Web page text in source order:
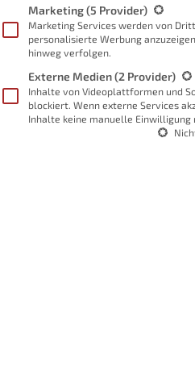
Marketing(5 Provider)
Marketing Services werden von
personalisierte Werbung
hinweg verfolgen.
Externe Medien(2 Provider)
Inhalte von Videoplattformen und
blockiert. Wenn externe Services
Inhalte keine manuelle Einwilligung